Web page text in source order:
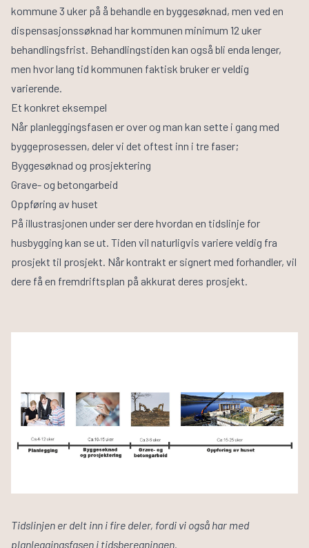
kommune 3 uker på å behandle en byggesøknad, men ved en
dispensasjonssøknad har kommunen minimum 12 uker
behandlingsfrist. Behandlingstiden kan også bli enda lenger,
men hvor lang tid kommunen faktisk bruker er veldig
varierende.
Et konkret eksempel
Når planleggingsfasen er over og man kan sette i gang med
byggeprosessen, deler vi det oftest inn i tre faser;
Byggesøknad og prosjektering
Grave- og betongarbeid
Oppføring av huset
På illustrasjonen under ser dere hvordan en tidslinje for
husbygging kan se ut. Tiden vil naturligvis variere veldig fra
prosjekt til prosjekt. Når kontrakt er signert med forhandler, vil
dere få en fremdriftsplan på akkurat deres prosjekt.
Tidslinjen er delt inn i fire deler, fordi vi også har med
planleggingsfasen i tidsberegningen.